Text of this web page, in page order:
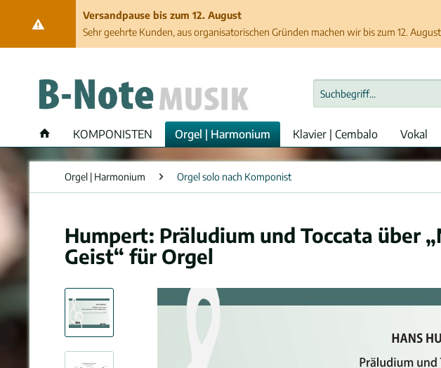
Versandpause bis zum 12. August
Sehr geehrte Kunden, aus organisatorischen Gründen machen wir bis zum 12.
KOMPONISTEN Orgel | Harmonium Klavier | Cembalo Vokal
Orgel | Harmonium Orgel solo nach Komponist
Humpert: Präludium und Toccata über
Geist“ für Orgel